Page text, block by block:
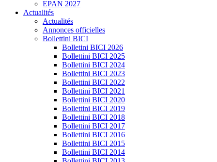
EPAN 2027
Actualités
Actualités
Annonces officielles
Bollettini BICI
Bolletini BICI 2026
Bollettini BICI 2025
Bollettini BICI 2024
Bollettini BICI 2023
Bollettini BICI 2022
Bollettini BICI 2021
Bollettini BICI 2020
Bollettini BICI 2019
Bollettini BICI 2018
Bollettini BICI 2017
Bollettini BICI 2016
Bollettini BICI 2015
Bollettini BICI 2014